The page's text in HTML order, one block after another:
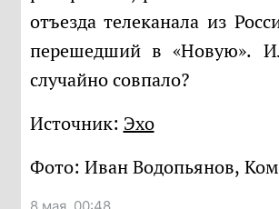
отъезда телеканала из
перешедший в «Новую».
случайно совпало?
Источник: Эхо
Фото: Иван Водопьянов,